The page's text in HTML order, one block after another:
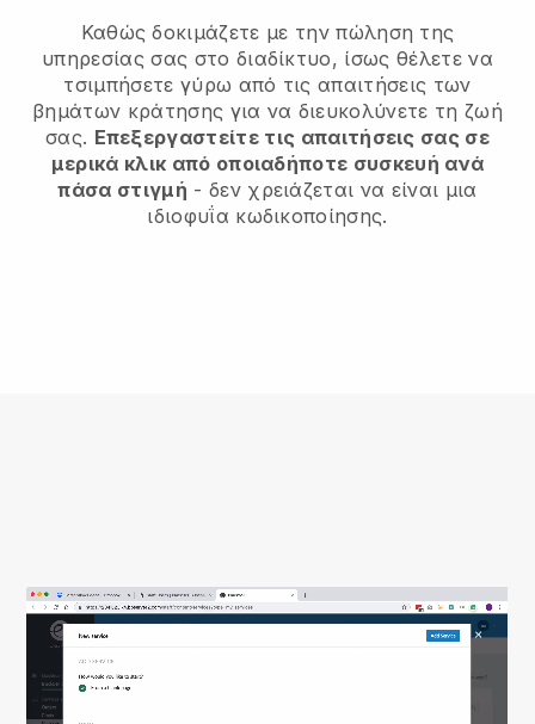
Καθώς δοκιμάζετε με την πώληση της
υπηρεσίας σας στο διαδίκτυο, ίσως θέλετε να
τσιμπήσετε γύρω από τις απαιτήσεις των
βημάτων κράτησης για να διευκολύνετε τη ζωή
σας. Επεξεργαστείτε τις απαιτήσεις σας σε
μερικά κλικ από οποιαδήποτε συσκευή ανά
πάσα στιγμή - δεν χρειάζεται να είναι μια
ιδιοφυΐα κωδικοποίησης.